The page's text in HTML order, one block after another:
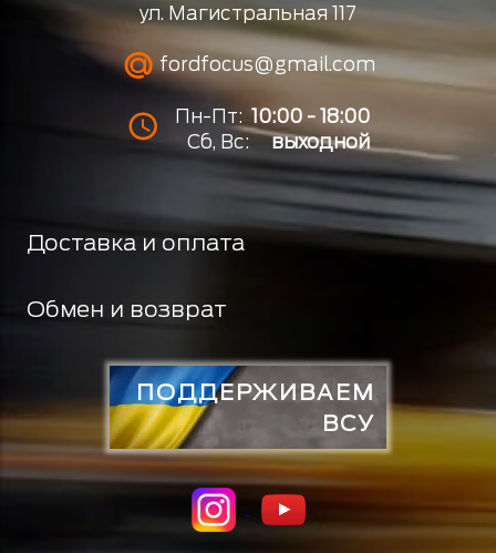
ул. Магистральная 117
fordfocus@gmail.com
Пн-Пт: 10:00 - 18:00
Сб, Вс:
выходной
Доставка и оплата
Обмен и возврат
ПОДДЕРЖИВАЕМ
ВСУ